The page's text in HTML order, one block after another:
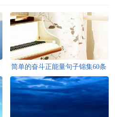
简单的奋斗正能量句子锦集60条